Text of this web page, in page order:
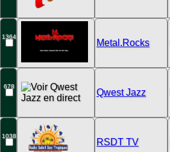
1364
Metal.Rocks
678
Qwest Jazz
1038
RSDT TV